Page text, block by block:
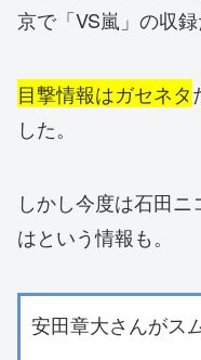
京で「VS嵐」の収録
目撃情報はガセネタ
した。
しかし今度は石田ニ
はという情報も。
安田章大さんがス